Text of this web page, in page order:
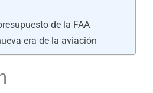
de la FAA
era de la aviación